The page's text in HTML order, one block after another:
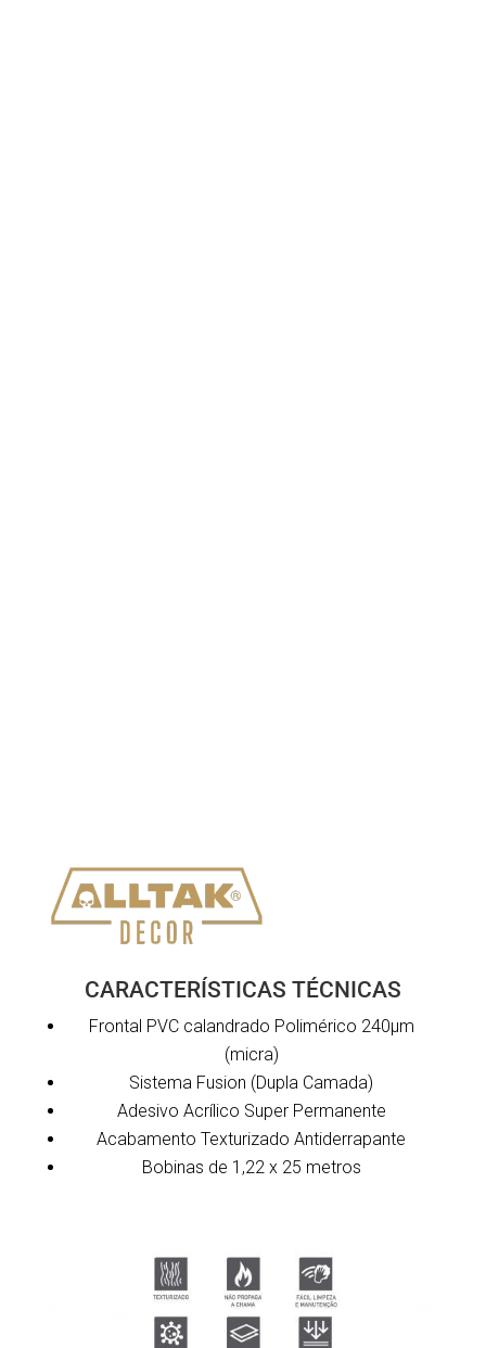
CARACTERÍSTICAS TÉCNICAS
Frontal PVC calandrado Polimérico 240µm
(micra)
Sistema Fusion (Dupla Camada)
Adesivo Acrílico Super Permanente
Acabamento Texturizado Antiderrapante
Bobinas de 1,22 x 25 metros